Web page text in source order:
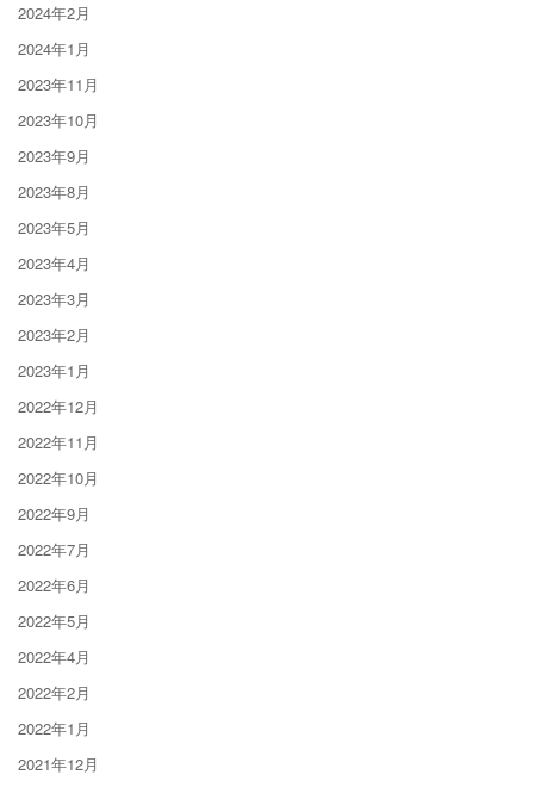
2024年2月
2024年1月
2023年11月
2023年10月
2023年9月
2023年8月
2023年5月
2023年4月
2023年3月
2023年2月
2023年1月
2022年12月
2022年11月
2022年10月
2022年9月
2022年7月
2022年6月
2022年5月
2022年4月
2022年2月
2022年1月
2021年12月